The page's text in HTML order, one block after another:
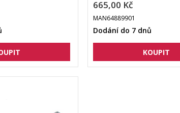
665,00 Kč
MAN64889901
Dodání do 7 dnů